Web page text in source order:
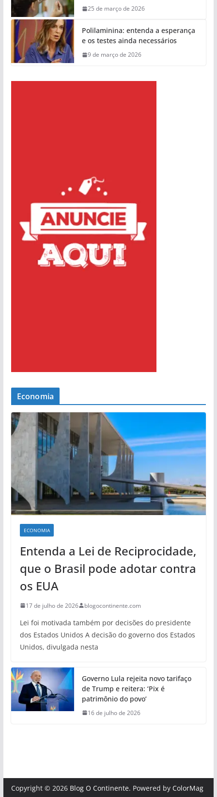
25 de março de 2026
Polilaminina: entenda a esperança
e os testes ainda necessários
9 de março de 2026
Economia
ECONOMIA
Entenda a Lei de Reciprocidade,
que o Brasil pode adotar contra
os EUA
17 de julho de 2026 blogocontinente.com
Lei foi motivada também por decisões do presidente
dos Estados Unidos A decisão do governo dos Estados
Unidos, divulgada nesta
Governo Lula rejeita novo tarifaço
de Trump e reitera: ‘Pix é
patrimônio do povo’
16 de julho de 2026
Copyright © 2026 Blog O Continente. Powered by ColorMag